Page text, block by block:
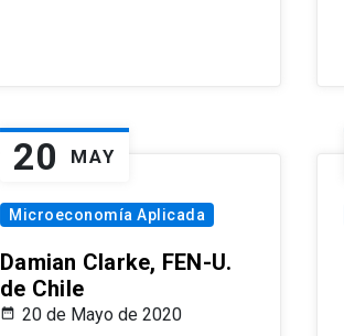
20 MAY
Microeconomía Aplicada
Damian Clarke, FEN-U.
de Chile
20 de Mayo de 2020